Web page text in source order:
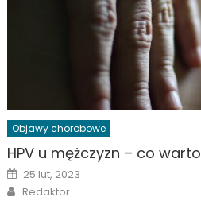
Objawy chorobowe
HPV u mężczyzn – co
Posted
on
25 lut, 2023
Author
Redaktor